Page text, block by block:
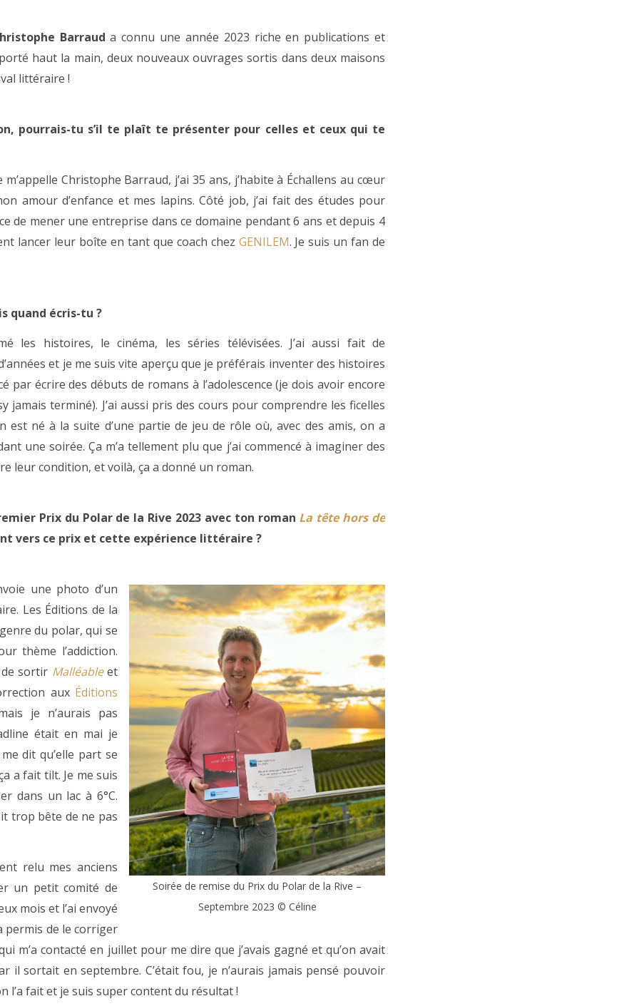
Barraud a connu une année 2023 riche en publications et
haut la main, deux nouveaux ouvrages sortis dans deux maisons
littéraire !
pourrais-tu s’il te plaît te présenter pour celles et ceux qui te
Christophe Barraud, j’ai 35 ans, j’habite à Échallens au cœur
amour d’enfance et mes lapins. Côté job, j’ai fait des études pour
de mener une entreprise dans ce domaine pendant 6 ans et depuis 4
lancer leur boîte en tant que coach chez GENILEM. Je suis un fan de
quand écris-tu ?
les histoires, le cinéma, les séries télévisées. J’ai aussi fait de
et je me suis vite aperçu que je préférais inventer des histoires
par écrire des débuts de romans à l’adolescence (je dois avoir encore
jamais terminé). J’ai aussi pris des cours pour comprendre les ficelles
est né à la suite d’une partie de jeu de rôle où, avec des amis, on a
une soirée. Ça m’a tellement plu que j’ai commencé à imaginer des
leur condition, et voilà, ça a donné un roman.
Prix du Polar de la Rive 2023 avec ton roman La tête hors de
vers ce prix et cette expérience littéraire ?
Soirée de remise du Prix du Polar de la Rive –
Septembre 2023 © Céline
une photo d’un
Les Éditions de la
du polar, qui se
thème l’addiction.
de sortir Malléableet
aux Éditions
je n’aurais pas
était en mai je
dit qu’elle part se
a fait tilt. Je me suis
dans un lac à 6°C.
trop bête de ne pas
relu mes anciens
un petit comité de
mois et l’ai envoyé
permis de le corriger
m’a contacté en juillet pour me dire que j’avais gagné et qu’on avait
il sortait en septembre. C’était fou, je n’aurais jamais pensé pouvoir
l’a fait et je suis super content du résultat !